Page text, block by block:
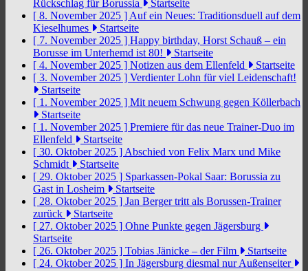
Rückschlag für Borussia
Startseite
[ 8. November 2025 ] Auf ein Neues: Traditionsduell auf dem
Kieselhumes
Startseite
[ 7. November 2025 ] Happy birthday, Horst Schauß – ein
Borusse im Unterhemd ist 80!
Startseite
[ 4. November 2025 ] Notizen aus dem Ellenfeld
Startseite
[ 3. November 2025 ] Verdienter Lohn für viel Leidenschaft!
Startseite
[ 1. November 2025 ] Mit neuem Schwung gegen Köllerbach
Startseite
[ 1. November 2025 ] Premiere für das neue Trainer-Duo im
Ellenfeld
Startseite
[ 30. Oktober 2025 ] Abschied von Felix Marx und Mike
Schmidt
Startseite
[ 29. Oktober 2025 ] Sparkassen-Pokal Saar: Borussia zu
Gast in Losheim
Startseite
[ 28. Oktober 2025 ] Jan Berger tritt als Borussen-Trainer
zurück
Startseite
[ 27. Oktober 2025 ] Ohne Punkte gegen Jägersburg
Startseite
[ 26. Oktober 2025 ] Tobias Jänicke – der Film
Startseite
[ 24. Oktober 2025 ] In Jägersburg diesmal nur Außenseiter